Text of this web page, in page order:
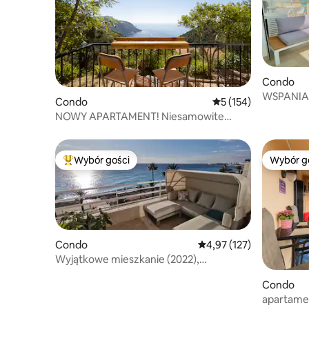
Condo Średnia ocena: 5 na
5 (154)
NOWY APARTAMENT! Niesamowite
Condo
Najpopularniejsze z kategorii Wybór gości
Wybór gości
Condo Średnia ocena: 4,97 na
4,97 (127)
Wyjątkowe mieszkanie (2022),
Wybór
Wybór
Condo